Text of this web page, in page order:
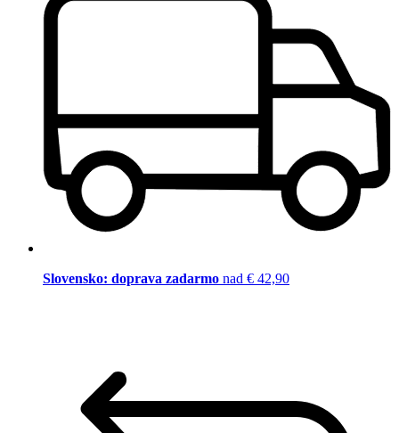
Slovensko: doprava zadarmo nad € 42,90